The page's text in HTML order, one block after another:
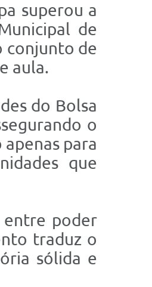
superou a
de
conjunto de
aula.
do Bolsa
o
para
que
entre poder
traduz o
sólida e